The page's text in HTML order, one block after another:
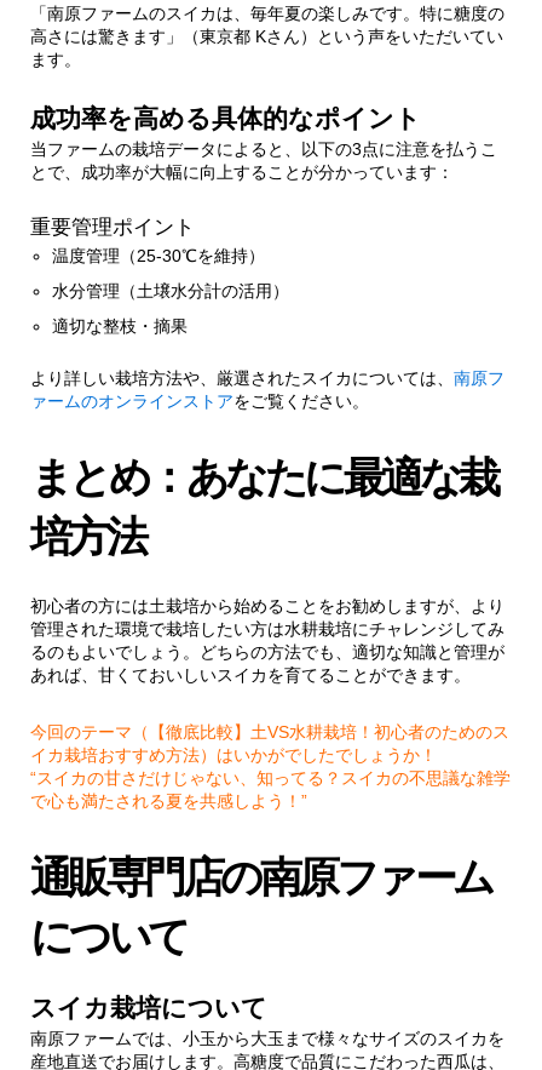
「南原ファームのスイカは、毎年夏の楽しみです。特に糖度の
高さには驚きます」（東京都 Kさん）という声をいただいてい
ます。
成功率を高める具体的なポイント
当ファームの栽培データによると、以下の3点に注意を払うこ
とで、成功率が大幅に向上することが分かっています：
重要管理ポイント
温度管理（25-30℃を維持）
水分管理（土壌水分計の活用）
適切な整枝・摘果
より詳しい栽培方法や、厳選されたスイカについては、 南原フ
ァームのオンラインストアをご覧ください。
まとめ：あなたに最適な栽
培方法
初心者の方には土栽培から始めることをお勧めしますが、より
管理された環境で栽培したい方は水耕栽培にチャレンジしてみ
るのもよいでしょう。どちらの方法でも、適切な知識と管理が
あれば、甘くておいしいスイカを育てることができます。
今回のテーマ（【徹底比較】土VS水耕栽培！初心者のためのス
イカ栽培おすすめ方法）はいかがでしたでしょうか！
“スイカの甘さだけじゃない、知ってる？スイカの不思議な雑学
で心も満たされる夏を共感しよう！”
通販専門店の南原ファーム
について
スイカ栽培について
南原ファームでは、小玉から大玉まで様々なサイズのスイカを
産地直送でお届けします。高糖度で品質にこだわった西瓜は、